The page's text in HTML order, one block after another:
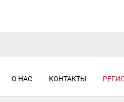
О НАС КОНТАКТЫ